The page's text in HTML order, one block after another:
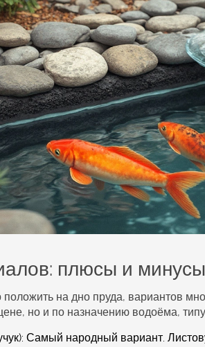
плюсы и минусы
положить на дно пруда, вариантов
но и по назначению водоёма,
Самый народный вариант.